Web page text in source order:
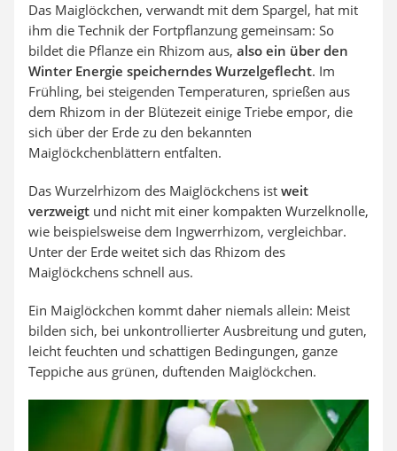
Das Maiglöckchen, verwandt mit dem Spargel, hat mit
ihm die Technik der Fortpflanzung gemeinsam: So
bildet die Pflanze ein Rhizom aus, also ein über den
Winter Energie speicherndes Wurzelgeflecht. Im
Frühling, bei steigenden Temperaturen, sprießen aus
dem Rhizom in der Blütezeit einige Triebe empor, die
sich über der Erde zu den bekannten
Maiglöckchenblättern entfalten.
Das Wurzelrhizom des Maiglöckchens ist weit
verzweigt und nicht mit einer kompakten Wurzelknolle,
wie beispielsweise dem Ingwerrhizom, vergleichbar.
Unter der Erde weitet sich das Rhizom des
Maiglöckchens schnell aus.
Ein Maiglöckchen kommt daher niemals allein: Meist
bilden sich, bei unkontrollierter Ausbreitung und guten,
leicht feuchten und schattigen Bedingungen, ganze
Teppiche aus grünen, duftenden Maiglöckchen.